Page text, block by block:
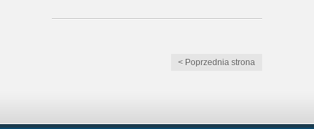
< Poprzednia strona